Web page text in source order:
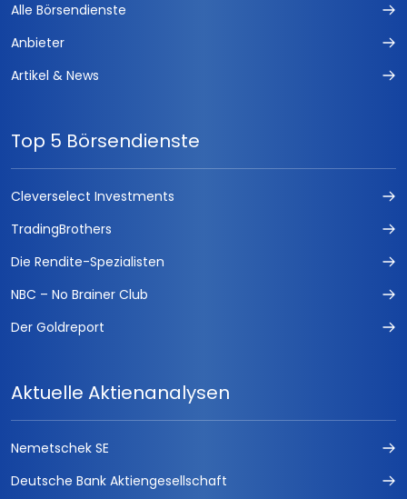
Alle Börsendienste
Anbieter
Artikel & News
Top 5 Börsendienste
Cleverselect Investments
TradingBrothers
Die Rendite-Spezialisten
NBC – No Brainer Club
Der Goldreport
Aktuelle Aktienanalysen
Nemetschek SE
Deutsche Bank Aktiengesellschaft